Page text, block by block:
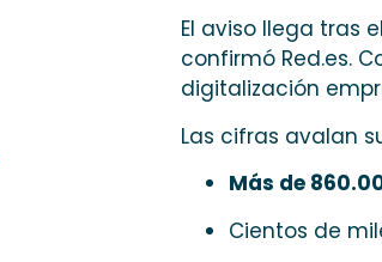
El aviso llega tras el
confirmó Red.es.
digitalización
Las cifras avalan
Más de
Cientos de